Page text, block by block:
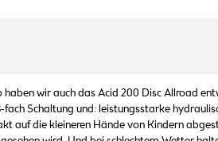
wir auch das Acid 200 Disc Allroad
Schaltung und: leistungsstarke
auf die kleineren Hände von Kindern